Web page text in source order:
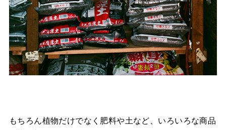
もちろん植物だけでなく肥料や土など、いろいろな商品